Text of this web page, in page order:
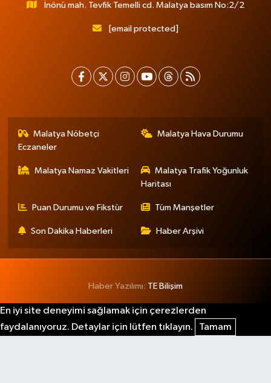
İnönü mah. Tevfik Temelli cd. Malatya basım No:2/2
[email protected]
Malatya Nöbetçi
Eczaneler
Malatya Hava Durumu
Malatya Namaz Vakitleri
Malatya Trafik Yoğunluk
Haritası
Puan Durumu ve Fikstür Tüm Manşetler
Son Dakika Haberleri Haber Arşivi
Haber Yazılımı: TE Bilişim
En iyi site deneyimi sağlamak için çerezlerden
faydalanıyoruz. Detaylar için lütfen tıklayın.
Tamam